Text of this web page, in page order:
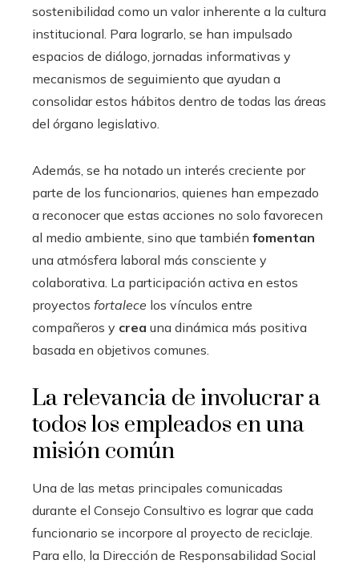
sostenibilidad como un valor inherente a la cultura
institucional. Para lograrlo, se han impulsado
espacios de diálogo, jornadas informativas y
mecanismos de seguimiento que ayudan a
consolidar estos hábitos dentro de todas las áreas
del órgano legislativo.
Además, se ha notado un interés creciente por
parte de los funcionarios, quienes han empezado
a reconocer que estas acciones no solo favorecen
al medio ambiente, sino que también fomentan
una atmósfera laboral más consciente y
colaborativa. La participación activa en estos
proyectos fortalece los vínculos entre
compañeros y crea una dinámica más positiva
basada en objetivos comunes.
La relevancia de involucrar a
todos los empleados en una
misión común
Una de las metas principales comunicadas
durante el Consejo Consultivo es lograr que cada
funcionario se incorpore al proyecto de reciclaje.
Para ello, la Dirección de Responsabilidad Social